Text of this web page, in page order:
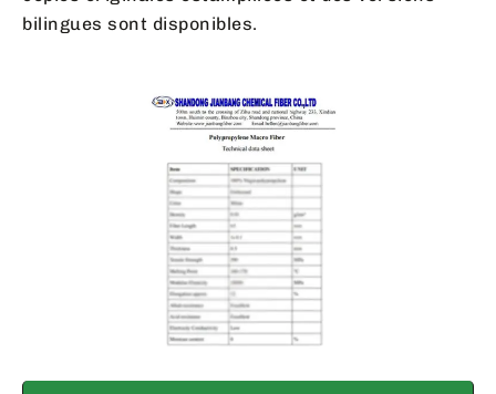
bilingues sont disponibles.